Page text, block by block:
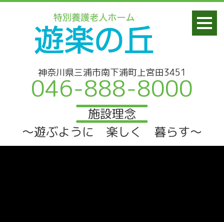
神奈川県三浦市南下浦町上宮田3451
046-888-8000
施設理念
～遊ぶように 楽しく 暮らす～